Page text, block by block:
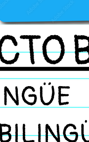
FIESTA FIN DE
FELICITACIÓN
FOTOS DEL CENTRO
II CONGRESO
CORONAVIRUS